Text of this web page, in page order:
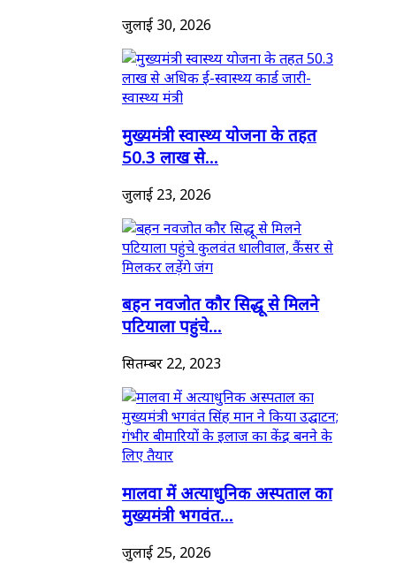
जुलाई 30, 2026
मुख्यमंत्री स्वास्थ्य योजना के तहत
50.3 लाख से...
जुलाई 23, 2026
बहन नवजोत कौर सिद्धू से मिलने
पटियाला पहुंचे...
सितम्बर 22, 2023
मालवा में अत्याधुनिक अस्पताल का
मुख्यमंत्री भगवंत...
जुलाई 25, 2026